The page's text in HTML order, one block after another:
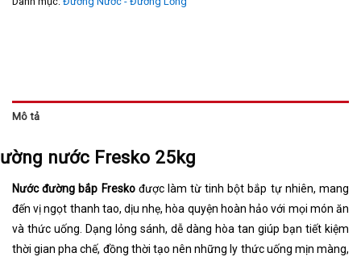
Mô tả
nước Fresko 25kg
Nước đường bắp Freskođược làm từ tinh bột bắp tự nhiên, mang
đến vị ngọt thanh tao, dịu nhẹ, hòa quyện hoàn hảo với mọi món ăn
và thức uống. Dạng lỏng sánh, dễ dàng hòa tan giúp bạn tiết kiệm
thời gian pha chế, đồng thời tạo nên những ly thức uống mịn màng,